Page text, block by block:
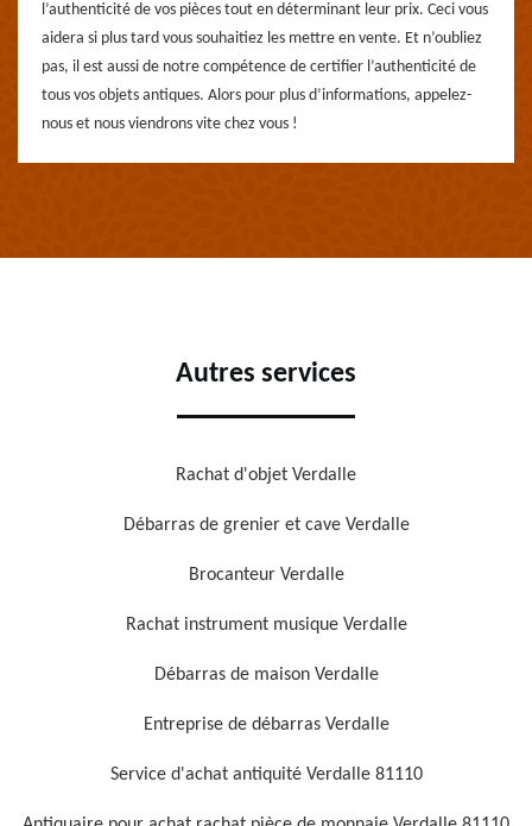
l’authenticité de vos pièces tout en déterminant leur prix. Ceci vous
aidera si plus tard vous souhaitiez les mettre en vente. Et n’oubliez
pas, il est aussi de notre compétence de certifier l’authenticité de
tous vos objets antiques. Alors pour plus d’informations, appelez-
nous et nous viendrons vite chez vous !
Autres services
Rachat d'objet Verdalle
Débarras de grenier et cave Verdalle
Brocanteur Verdalle
Rachat instrument musique Verdalle
Débarras de maison Verdalle
Entreprise de débarras Verdalle
Service d'achat antiquité Verdalle 81110